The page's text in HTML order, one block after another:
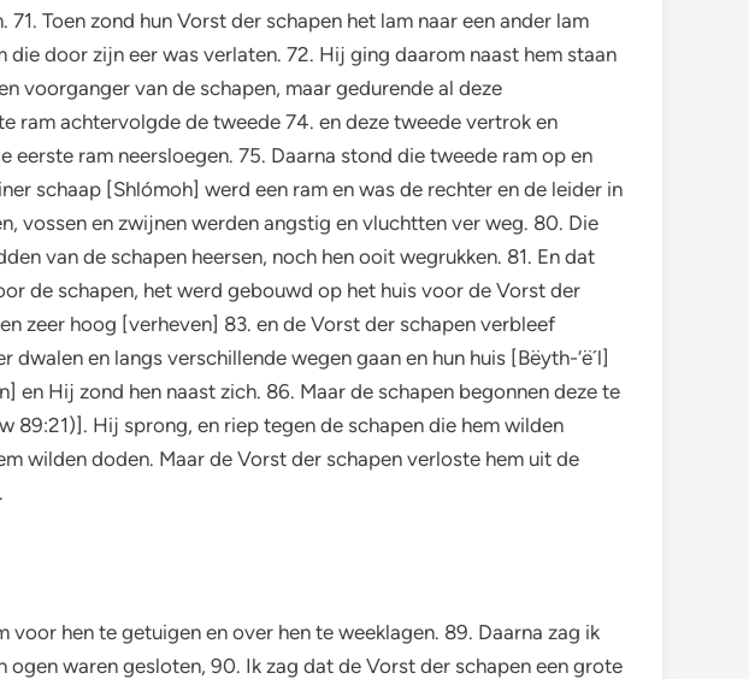
Toen zond hun Vorst der schapen het lam naar een ander lam
door zijn eer was verlaten. 72. Hij ging daarom naast hem staan
voorganger van de schapen, maar gedurende al deze
ram achtervolgde de tweede 74. en deze tweede vertrok en
ram neersloegen. 75. Daarna stond die tweede ram op en
schaap [Shlómoh] werd een ram en was de rechter en de leider in
vossen en zwijnen werden angstig en vluchtten ver weg. 80. Die
van de schapen heersen, noch hen ooit wegrukken. 81. En dat
de schapen, het werd gebouwd op het huis voor de Vorst der
zeer hoog [verheven] 83. en de Vorst der schapen verbleef
en langs verschillende wegen gaan en hun huis [Bëyth-‘ë´l]
Hij zond hen naast zich. 86. Maar de schapen begonnen deze te
89:21)]. Hij sprong, en riep tegen de schapen die hem wilden
wilden doden. Maar de Vorst der schapen verloste hem uit de
hen te getuigen en over hen te weeklagen. 89. Daarna zag ik
ogen waren gesloten, 90. Ik zag dat de Vorst der schapen een grote